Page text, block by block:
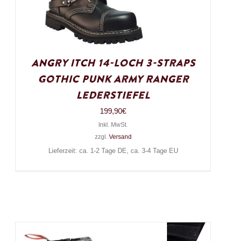
Angry Itch 14-Loch 3-Straps
Gothic Punk Army Ranger
Lederstiefel
199,90€
Inkl. MwSt.
zzgl. Versand
Lieferzeit: ca. 1-2 Tage DE, ca. 3-4 Tage EU